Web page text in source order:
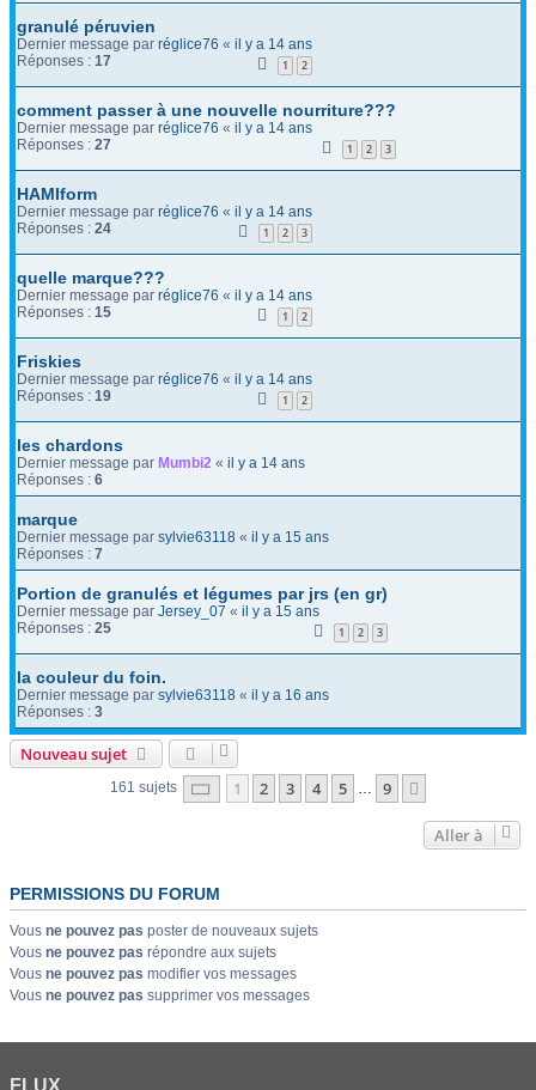
granulé péruvien
Dernier message par réglice76 « il y a 14 ans
Réponses : 17 1 2
comment passer à une nouvelle nourriture???
Dernier message par réglice76 « il y a 14 ans
Réponses : 27 1 2 3
HAMIform
Dernier message par réglice76 « il y a 14 ans
Réponses : 24 1 2 3
quelle marque???
Dernier message par réglice76 « il y a 14 ans
Réponses : 15 1 2
Friskies
Dernier message par réglice76 « il y a 14 ans
Réponses : 19 1 2
les chardons
Dernier message par Mumbi2 « il y a 14 ans
Réponses : 6
marque
Dernier message par sylvie63118 « il y a 15 ans
Réponses : 7
Portion de granulés et légumes par jrs (en gr)
Dernier message par Jersey_07 « il y a 15 ans
Réponses : 25 1 2 3
la couleur du foin.
Dernier message par sylvie63118 « il y a 16 ans
Réponses : 3
Nouveau sujet
161 sujets Page 1sur9
1 2 3 4 5 … 9
Aller à
PERMISSIONS DU FORUM
Vous ne pouvez pas poster de nouveaux sujets
Vous ne pouvez pas répondre aux sujets
Vous ne pouvez pas modifier vos messages
Vous ne pouvez pas supprimer vos messages
FLUX